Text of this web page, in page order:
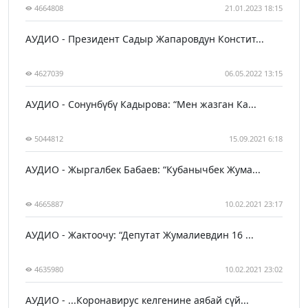
4664808 21.01.2023 18:15
АУДИО - Президент Садыр Жапаровдун Констит...
4627039 06.05.2022 13:15
АУДИО - Сонунбүбү Кадырова: “Мен жазган Ка...
5044812 15.09.2021 6:18
АУДИО - Жыргалбек Бабаев: “Кубанычбек Жума...
4665887 10.02.2021 23:17
АУДИО - Жактоочу: “Депутат Жумалиевдин 16 ...
4635980 10.02.2021 23:02
АУДИО - ...Коронавирус келгенине аябай сүй...